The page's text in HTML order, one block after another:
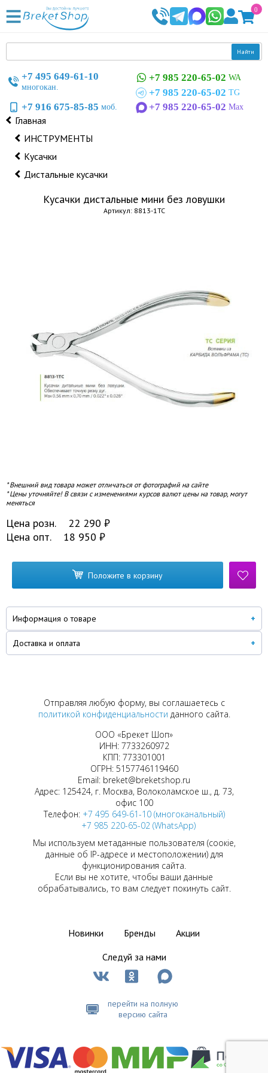
0
Найти
+7 495 649-61-10
многокан.
+7 916 675-85-85 моб.
+7 985 220-65-02 WA
+7 985 220-65-02 TG
+7 985 220-65-02 Max
Главная
ИНСТРУМЕНТЫ
Кусачки
Дистальные кусачки
Кусачки дистальные мини без ловушки
Артикул: 8813-1TC
* Внешний вид товара может отличаться от фотографий на сайте
* Цены уточняйте! В связи с изменениями курсов валют цены на товар, могут
меняться
Цена розн. 22 290 ₽
Цена опт.
18 950 ₽
Положите в корзину
Информация о товаре
Доставка и оплата
Отправляя любую форму, вы соглашаетесь с
политикой конфиденциальности данного сайта.
ООО «Брекет Шоп»
ИНН: 7733260972
КПП: 773301001
ОГРН: 5157746119460
Email: breket@breketshop.ru
Адрес: 125424, г. Москва, Волоколамское ш., д. 73,
офис 100
Телефон: +7 495 649-61-10 (многоканальный)
+7 985 220-65-02 (WhatsApp)
Мы используем метаданные пользователя (соокіе,
данные об IP-адресе и местоположении) для
функционирования сайта.
Если вы не хотите, чтобы ваши данные
обрабатывались, то вам следует покинуть сайт.
Новинки Бренды
Акции
Следуй за нами
перейти на полную
версию сайта